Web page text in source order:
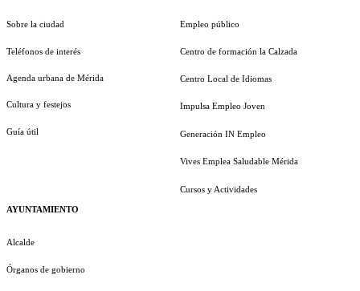
Sobre la ciudad
Teléfonos de interés
Agenda urbana de Mérida
Cultura y festejos
Guía útil
AYUNTAMIENTO
Alcalde
Órganos de gobierno
Empleo público
Centro de formación la Calzada
Centro Local de Idiomas
Impulsa Empleo Joven
Generación IN Empleo
Vives Emplea Saludable Mérida
Cursos y Actividades